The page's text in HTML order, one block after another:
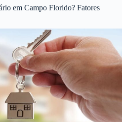
em Campo Florido? Fatores